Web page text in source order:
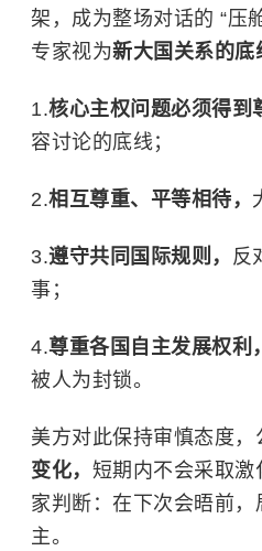
架，成为整场对话的 “压
专家视为新大国关系的底
核心主权问题必须得到
容讨论的底线；
相互尊重、平等相待，
遵守共同国际规则， 反
事；
尊重各国自主发展权利，
被人为封锁。
美方对此保持审慎态度，
变化， 短期内不会采取激
家判断：在下次会晤前，
主。